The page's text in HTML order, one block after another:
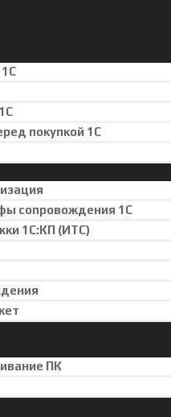
покупкой 1С
сопровождения 1С
1С:КП (ИТС)
ПК